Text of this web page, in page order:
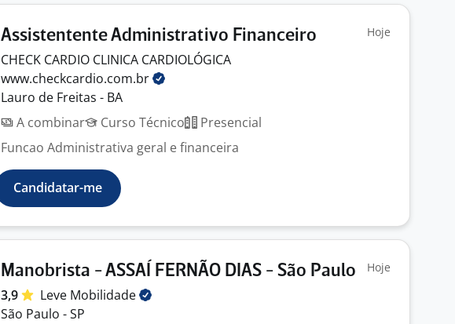
Assistentente Administrativo Financeiro Hoje
CHECK CARDIO CLINICA CARDIOLÓGICA
www.checkcardio.com.br
Lauro de Freitas - BA
A combinar
Curso Técnico
Presencial
Funcao Administrativa geral e financeira
Candidatar-me
Manobrista - ASSAÍ FERNÃO DIAS - São Paulo Hoje
3,9 Leve Mobilidade
São Paulo - SP